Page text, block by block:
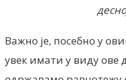
Важно је, посебно у
увек имати у виду ове